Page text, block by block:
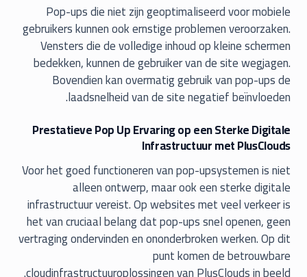
Pop-ups die niet zijn geoptimaliseerd voor mobiele
gebruikers kunnen ook ernstige problemen veroorzaken.
Vensters die de volledige inhoud op kleine schermen
bedekken, kunnen de gebruiker van de site wegjagen.
Bovendien kan overmatig gebruik van pop-ups de
laadsnelheid van de site negatief beïnvloeden.
Prestatieve Pop Up Ervaring op een Sterke Digitale
Infrastructuur met PlusClouds
Voor het goed functioneren van pop-upsystemen is niet
alleen ontwerp, maar ook een sterke digitale
infrastructuur vereist. Op websites met veel verkeer is
het van cruciaal belang dat pop-ups snel openen, geen
vertraging ondervinden en ononderbroken werken. Op dit
punt komen de betrouwbare